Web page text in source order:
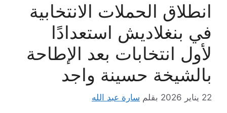
انطلاق الحملات الانتخابية
في بنغلاديش استعدادًا
لأول انتخابات بعد الإطاحة
بالشيخة حسينة واجد
22 يناير 2026 بقلم سارة عبد الله